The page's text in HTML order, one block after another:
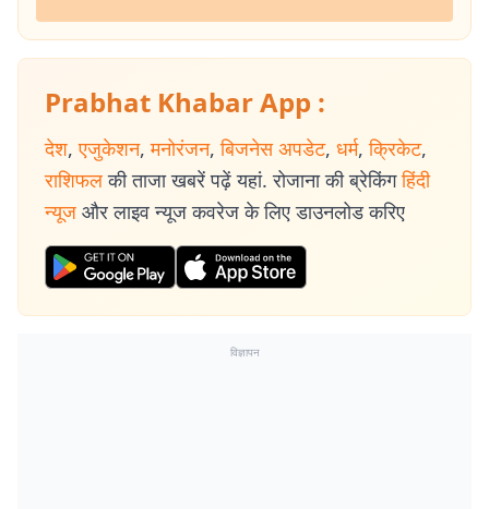
Prabhat Khabar App :
देश, एजुकेशन, मनोरंजन, बिजनेस अपडेट, धर्म, क्रिकेट,
राशिफल की ताजा खबरें पढ़ें यहां. रोजाना की ब्रेकिंग हिंदी
न्यूज और लाइव न्यूज कवरेज के लिए डाउनलोड करिए
विज्ञापन